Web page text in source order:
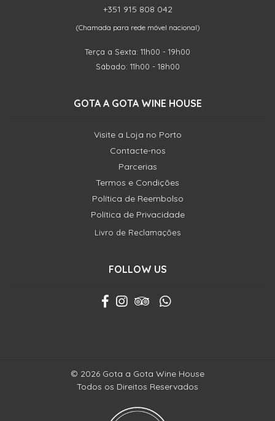
+351 915 808 042
(Chamada para rede móvel nacional)
Terça a Sexta: 11h00 - 19h00
Sábado: 11h00 - 18h00
GOTA A GOTA WINE HOUSE
Visite a Loja no Porto
Contacte-nos
Parcerias
Termos e Condições
Política de Reembolso
Política de Privacidade
Livro de Reclamações
FOLLOW US
© 2026 Gota a Gota Wine House
Todos os Direitos Reservados